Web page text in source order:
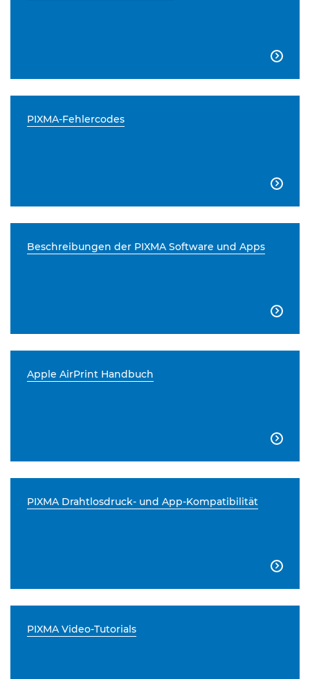

PIXMA-Fehlercodes

Beschreibungen der PIXMA Software und Apps

Apple AirPrint Handbuch

PIXMA Drahtlosdruck- und App-Kompatibilität

PIXMA Video-Tutorials